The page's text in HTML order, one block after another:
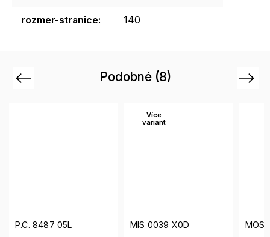
rozmer-stranice: 140
Podobné (8)
Previous
P.C. 8487 05L
Více
variant
MIS 0039 X0D
Next